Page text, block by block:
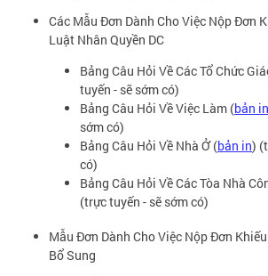
Các Mẫu Đơn Dành Cho Việc Nộp Đơn
Luật Nhân Quyền DC
Bảng Câu Hỏi Về Các Tổ Chức
tuyến - sẽ sớm có)
Bảng Câu Hỏi Về Việc Làm (bản in
sớm có)
Bảng Câu Hỏi Về Nhà Ở (bản in)
có)
Bảng Câu Hỏi Về Các Tòa Nhà
(trực tuyến - sẽ sớm có)
Mẫu Đơn Dành Cho Việc Nộp Đơn
Bổ Sung